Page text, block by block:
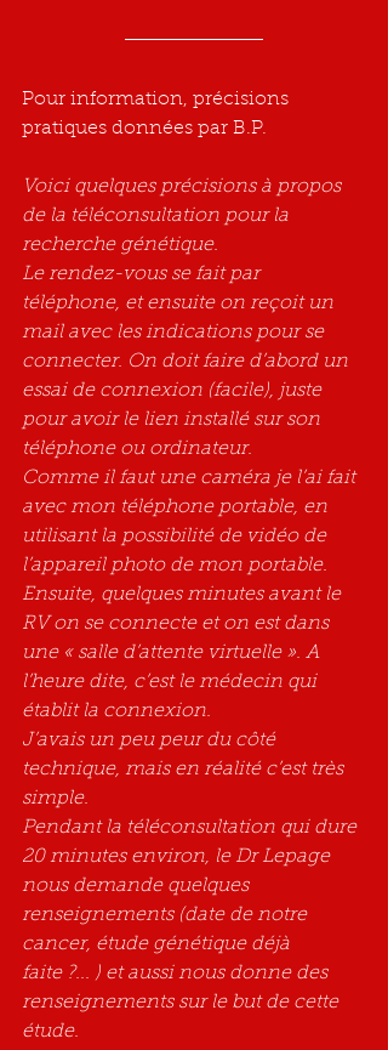
Pour information, précisions
pratiques données par B.P.
Voici quelques précisions à propos
de la téléconsultation pour la
recherche génétique.
Le rendez-vous se fait par
téléphone, et ensuite on reçoit un
mail avec les indications pour se
connecter. On doit faire d’abord un
essai de connexion (facile), juste
pour avoir le lien installé sur son
téléphone ou ordinateur.
Comme il faut une caméra je l’ai fait
avec mon téléphone portable, en
utilisant la possibilité de vidéo de
l’appareil photo de mon portable.
Ensuite, quelques minutes avant le
RV on se connecte et on est dans
une « salle d’attente virtuelle ». A
l’heure dite, c’est le médecin qui
établit la connexion.
J’avais un peu peur du côté
technique, mais en réalité c’est très
simple.
Pendant la téléconsultation qui dure
20 minutes environ, le Dr Lepage
nous demande quelques
renseignements (date de notre
cancer, étude génétique déjà
faite ?... ) et aussi nous donne des
renseignements sur le but de cette
étude.